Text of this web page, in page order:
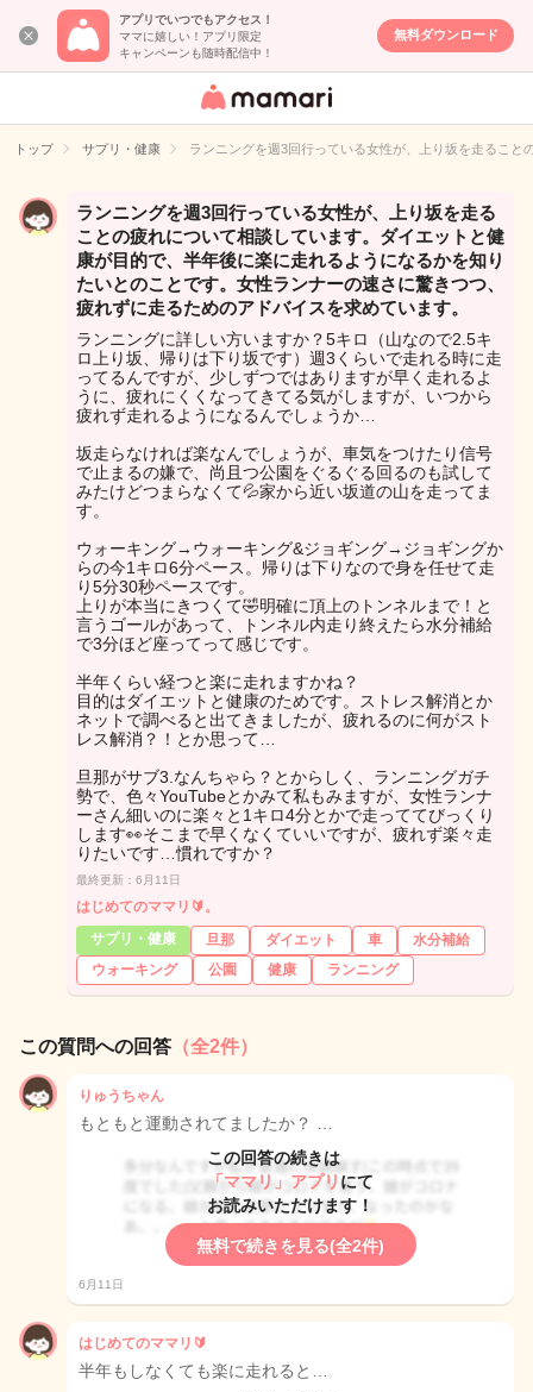
アプリでいつでもアクセス！
ママに嬉しい！アプリ限定
キャンペーンも随時配信中！
無料ダウンロード
女性専用匿名QA
イト
トップ サプリ・健康 ランニングを週3回行っている女性が、上り坂を走るこ
ランニングを週3回行っている女性が、上り坂を走る
ことの疲れについて相談しています。ダイエットと健
康が目的で、半年後に楽に走れるようになるかを知り
たいとのことです。女性ランナーの速さに驚きつつ、
疲れずに走るためのアドバイスを求めています。
ランニングに詳しい方いますか？5キロ（山なので2.5キ
ロ上り坂、帰りは下り坂です）週3くらいで走れる時に走
ってるんですが、少しずつではありますが早く走れるよ
うに、疲れにくくなってきてる気がしますが、いつから
疲れず走れるようになるんでしょうか…
坂走らなければ楽なんでしょうが、車気をつけたり信号
で止まるの嫌で、尚且つ公園をぐるぐる回るのも試して
みたけどつまらなくて💦家から近い坂道の山を走ってま
す。
ウォーキング→ウォーキング&ジョギング→ジョギングか
らの今1キロ6分ペース。帰りは下りなので身を任せて走
り5分30秒ペースです。
上りが本当にきつくて🤣明確に頂上のトンネルまで！と
言うゴールがあって、トンネル内走り終えたら水分補給
で3分ほど座ってって感じです。
半年くらい経つと楽に走れますかね？
目的はダイエットと健康のためです。ストレス解消とか
ネットで調べると出てきましたが、疲れるのに何がスト
レス解消？！とか思って…
旦那がサブ3.なんちゃら？とからしく、ランニングガチ
勢で、色々YouTubeとかみて私もみますが、女性ランナ
ーさん細いのに楽々と1キロ4分とかで走っててびっくり
します👀そこまで早くなくていいですが、疲れず楽々走
りたいです…慣れですか？
最終更新：6月11日
はじめてのママリ🔰。
サプリ・健康
旦那 ダイエット 車
水分補給
ウォーキング
公園 健康 ランニング
この質問への回答 （全2件）
りゅうちゃん
もともと運動されてましたか？ …
この回答の続きは
「ママリ」アプリ にて
お読みいただけます！
無料で続きを見る(全2件)
6月11日
はじめてのママリ🔰
半年もしなくても楽に走れると…